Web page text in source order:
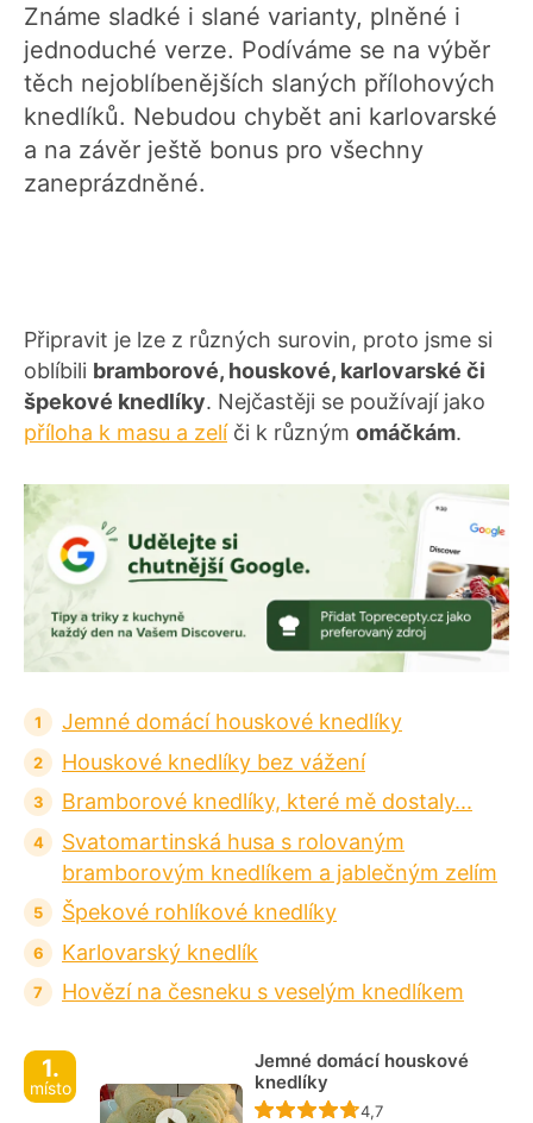
Známe sladké i slané varianty, plněné i
jednoduché verze. Podíváme se na výběr
těch nejoblíbenějších slaných přílohových
knedlíků. Nebudou chybět ani karlovarské
a na závěr ještě bonus pro všechny
zaneprázdněné.
Připravit je lze z různých surovin, proto jsme si
oblíbili bramborové, houskové, karlovarské či
špekové knedlíky. Nejčastěji se používají jako
příloha k masu a zelíči k různým omáčkám.
Jemné domácí houskové knedlíky
Houskové knedlíky bez vážení
Bramborové knedlíky, které mě dostaly...
Svatomartinská husa s rolovaným
bramborovým knedlíkem a jablečným zelím
Špekové rohlíkové knedlíky
Karlovarský knedlík
Hovězí na česneku s veselým knedlíkem
1.
místo
Jemné domácí houskové
knedlíky
Recept ještě nebyl
4,7